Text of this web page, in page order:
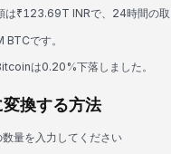
は₹123.69T INRで、24時間の取
です。
は0.20%下落しました。
変換する方法
量を入力してください